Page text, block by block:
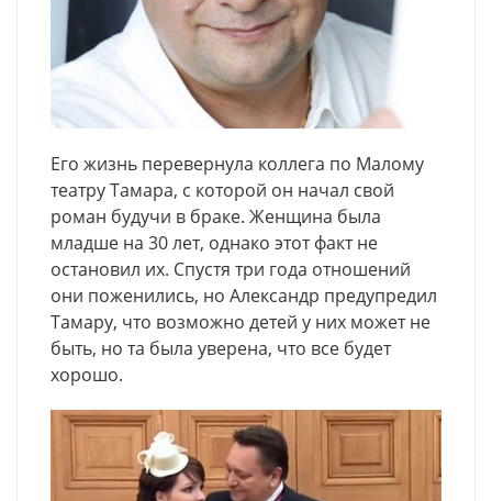
Его жизнь перевернула коллега по Малому
театру Тамара, с которой он начал свой
роман будучи в браке. Женщина была
младше на 30 лет, однако этот факт не
остановил их. Спустя три года отношений
они поженились, но Александр предупредил
Тамару, что возможно детей у них может не
быть, но та была уверена, что все будет
хорошо.